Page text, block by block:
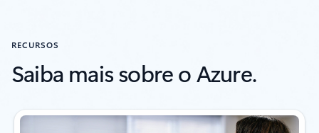
RECURSOS
Saiba mais sobre o Azure.